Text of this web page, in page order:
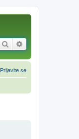
Pretraga
Prijavite se